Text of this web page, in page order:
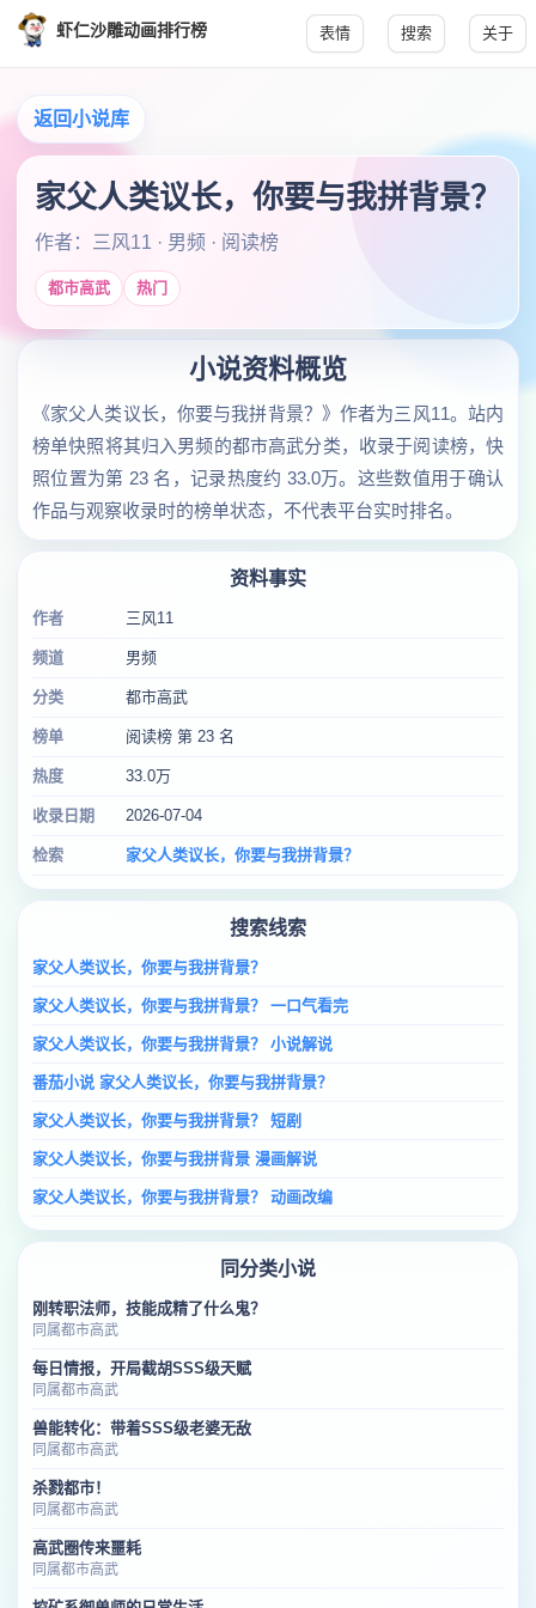
虾仁沙雕动画排行榜 表情 搜索 关于
返回小说库
家父人类议长，你要与我拼背景？
作者：三风11 · 男频 · 阅读榜
都市高武 热门
小说资料概览
《家父人类议长，你要与我拼背景？》作者为三风11。站内
榜单快照将其归入男频的都市高武分类，收录于阅读榜，快
照位置为第 23 名，记录热度约 33.0万。这些数值用于确认
作品与观察收录时的榜单状态，不代表平台实时排名。
资料事实
作者 三风11
频道 男频
分类 都市高武
榜单 阅读榜 第 23 名
热度 33.0万
收录日期 2026-07-04
检索 家父人类议长，你要与我拼背景？
搜索线索
家父人类议长，你要与我拼背景？
家父人类议长，你要与我拼背景？ 一口气看完
家父人类议长，你要与我拼背景？ 小说解说
番茄小说 家父人类议长，你要与我拼背景？
家父人类议长，你要与我拼背景？ 短剧
家父人类议长，你要与我拼背景 漫画解说
家父人类议长，你要与我拼背景？ 动画改编
同分类小说
刚转职法师，技能成精了什么鬼？
同属都市高武
每日情报，开局截胡SSS级天赋
同属都市高武
兽能转化：带着SSS级老婆无敌
同属都市高武
杀戮都市！
同属都市高武
高武圈传来噩耗
同属都市高武